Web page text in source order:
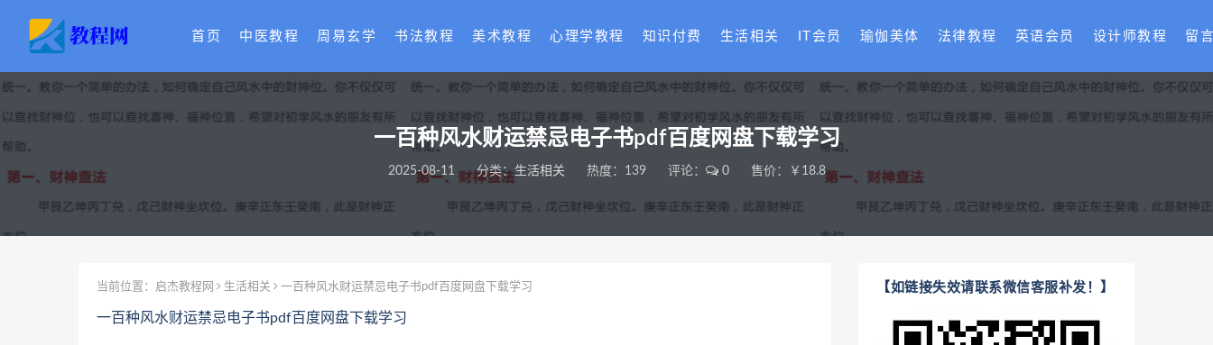
首页 中医教程 周易玄学 书法教程 美术教程 心理学教程 知识付费 生活相关 IT会员 瑜伽美体 法律教程 英语会员 设计师教程 留
一百种风水财运禁忌电子书pdf百度网盘下载学习
2025-08-11 分类：生活相关 热度：139 评论： 0 售价：￥18.8
当前位置： 启杰教程网 生活相关 一百种风水财运禁忌电子书pdf百度网盘下载学习
一百种风水财运禁忌电子书pdf百度网盘下载学习
【如链接失效请联系微信客服补发！】